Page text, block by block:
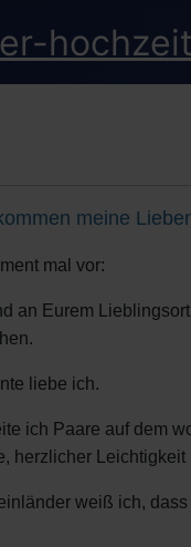
meine
mal vor:
an Eurem
liebe ich.
ich Paare auf dem
herzlicher
weiß ich,